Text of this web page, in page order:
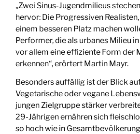
„Zwei Sinus-Jugendmilieus
hervor: Die Progressiven
einem besseren Platz machen
Performer, die als urbanes Milieu
vor allem eine effiziente Form der
erkennen“, erörtert Martin Mayr.
Besonders auffällig ist der Blick
Vegetarische oder vegane
jungen Zielgruppe stärker
29-Jährigen ernähren sich
so hoch wie in